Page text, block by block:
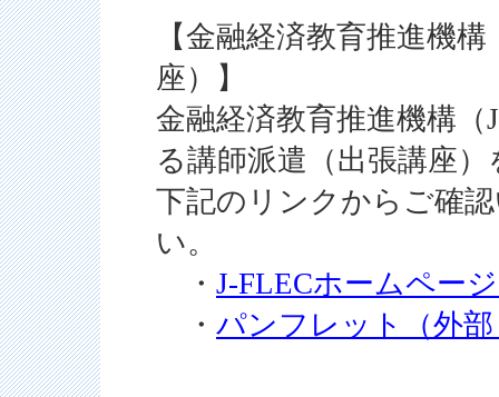
【金融経済教育推進機
座）】
金融経済教育推進機構
る講師派遣（出張講座
下記のリンクからご確
い。
・ J-FLECホームペー
・ パンフレット（外